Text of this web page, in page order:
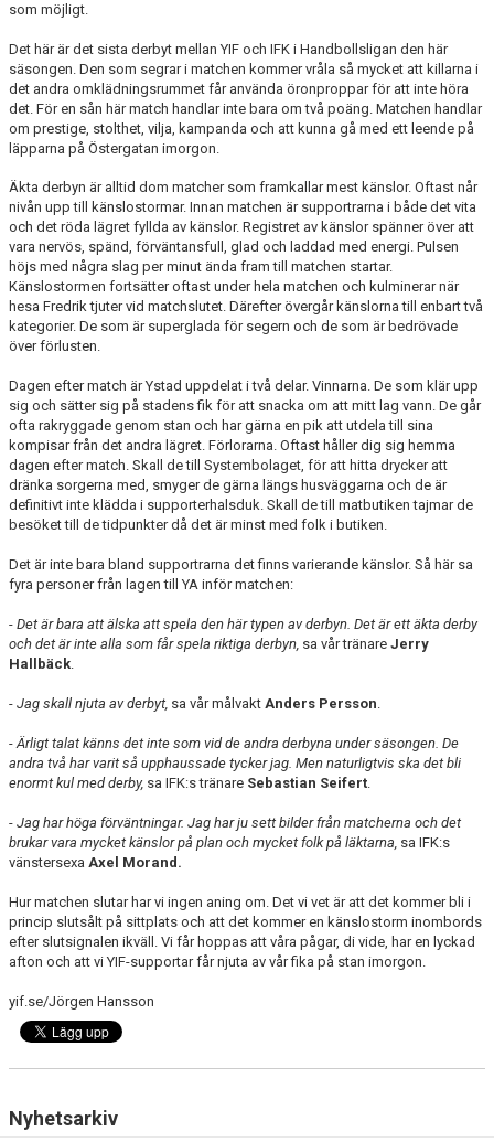
som möjligt.
Det här är det sista derbyt mellan YIF och IFK i Handbollsligan den här
säsongen. Den som segrar i matchen kommer vråla så mycket att killarna i
det andra omklädningsrummet får använda öronproppar för att inte höra
det. För en sån här match handlar inte bara om två poäng. Matchen handlar
om prestige, stolthet, vilja, kampanda och att kunna gå med ett leende på
läpparna på Östergatan imorgon.
Äkta derbyn är alltid dom matcher som framkallar mest känslor. Oftast når
nivån upp till känslostormar. Innan matchen är supportrarna i både det vita
och det röda lägret fyllda av känslor. Registret av känslor spänner över att
vara nervös, spänd, förväntansfull, glad och laddad med energi. Pulsen
höjs med några slag per minut ända fram till matchen startar.
Känslostormen fortsätter oftast under hela matchen och kulminerar när
hesa Fredrik tjuter vid matchslutet. Därefter övergår känslorna till enbart två
kategorier. De som är superglada för segern och de som är bedrövade
över förlusten.
Dagen efter match är Ystad uppdelat i två delar. Vinnarna. De som klär upp
sig och sätter sig på stadens fik för att snacka om att mitt lag vann. De går
ofta rakryggade genom stan och har gärna en pik att utdela till sina
kompisar från det andra lägret. Förlorarna. Oftast håller dig sig hemma
dagen efter match. Skall de till Systembolaget, för att hitta drycker att
dränka sorgerna med, smyger de gärna längs husväggarna och de är
definitivt inte klädda i supporterhalsduk. Skall de till matbutiken tajmar de
besöket till de tidpunkter då det är minst med folk i butiken.
Det är inte bara bland supportrarna det finns varierande känslor. Så här sa
fyra personer från lagen till YA inför matchen:
- Det är bara att älska att spela den här typen av derbyn. Det är ett äkta derby
och det är inte alla som får spela riktiga derbyn, sa vår tränare Jerry
Hallbäck.
- Jag skall njuta av derbyt, sa vår målvakt Anders Persson.
-Ärligt talat känns det inte som vid de andra derbyna under säsongen. De
andra två har varit så upphaussade tycker jag. Men naturligtvis ska det bli
enormt kul med derby, sa IFK:s tränare Sebastian Seifert.
- Jag har höga förväntningar. Jag har ju sett bilder från matcherna och det
brukar vara mycket känslor på plan och mycket folk på läktarna, sa IFK:s
vänstersexa Axel Morand.
Hur matchen slutar har vi ingen aning om. Det vi vet är att det kommer bli i
princip slutsålt på sittplats och att det kommer en känslostorm inombords
efter slutsignalen ikväll. Vi får hoppas att våra pågar, di vide, har en lyckad
afton och att vi YIF-supportar får njuta av vår fika på stan imorgon.
yif.se/Jörgen Hansson
Nyhetsarkiv